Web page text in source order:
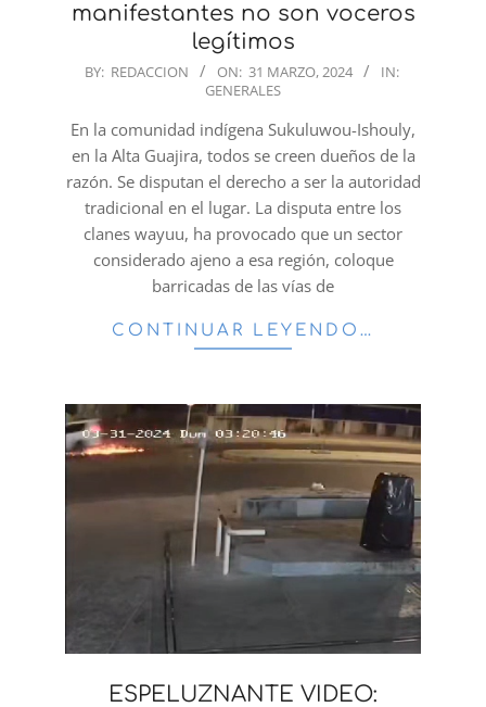
manifestantes no son voceros
legítimos
2024-
31
BY: REDACCION ON: 31 MARZO, 2024
IN:
GENERALES
En la comunidad indígena Sukuluwou-Ishouly,
en la Alta Guajira, todos se creen dueños de la
razón. Se disputan el derecho a ser la autoridad
tradicional en el lugar. La disputa entre los
clanes wayuu, ha provocado que un sector
considerado ajeno a esa región, coloque
barricadas de las vías de
CONTINUAR LEYENDO…
ESPELUZNANTE VIDEO: